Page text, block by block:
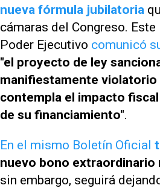
nueva fórmula jubilatoria
cámaras del Congreso.
Poder Ejecutivo comunicó
"el proyecto de ley
manifiestamente
contempla el impacto
de su financiamiento".
En el mismo Boletín Oficial
nuevo bono extraordinario
sin embargo, seguirá